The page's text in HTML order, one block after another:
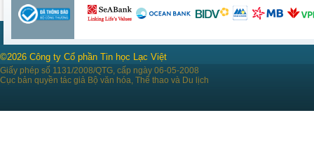
©2026 Công ty Cổ phần Tin học Lạc Việt
Giấy phép số 1131/2008/QTG, cấp ngày 06-05-2008
Cục bản quyền tác giả Bộ văn hóa, Thể thao và Du lịch